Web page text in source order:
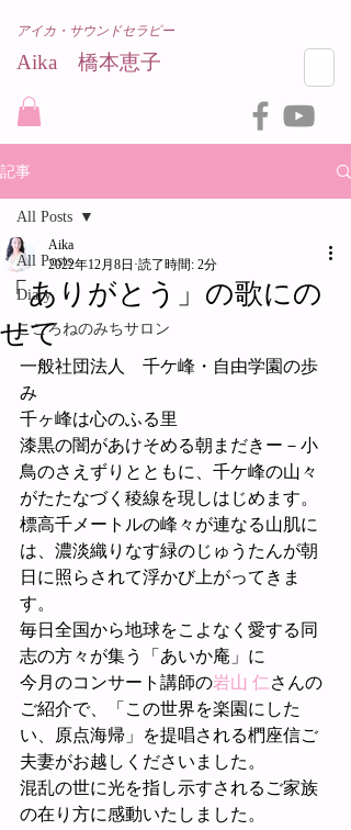
Aika 橋本恵子​
アイカ・サウンドセラピー
記事
All Posts
Diary
こころねのみちサロン
All Posts
「ありがとう」の歌にの
せて
Aika
2022年12月8日 読了時間: 2分
一般社団法人　千ケ峰・自由学園の歩
み
千ヶ峰は心のふる里
漆黒の闇があけそめる朝まだきー－小
鳥のさえずりとともに、千ケ峰の山々
がたたなづく稜線を現しはじめます。
標高千メートルの峰々が連なる山肌に
は、濃淡織りなす緑のじゅうたんが朝
日に照らされて浮かび上がってきま
す。
毎日全国から地球をこよなく愛する同
志の方々が集う「あいか庵」に
今月のコンサート講師の岩山 仁さんの
ご紹介で、「この世界を楽園にした
い、原点海帰」を提唱される椚座信ご
夫妻がお越しくださいました。
混乱の世に光を指し示すされるご家族
の在り方に感動いたしました。